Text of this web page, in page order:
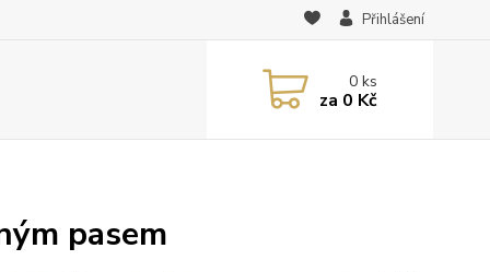
Přihlášení
0ks
za 0 Kč
pasem